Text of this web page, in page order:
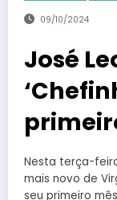
09/10/2024
José
Nesta terça-
mais novo de
seu primeiro